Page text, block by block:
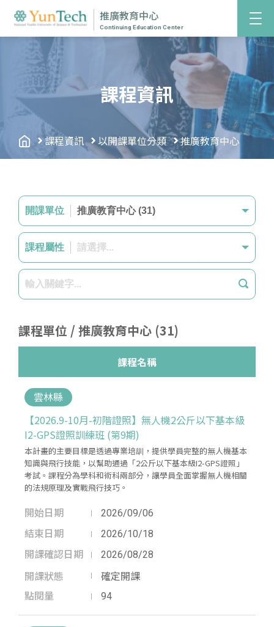
推廣教育中心
Continuing Education Center
課程資訊
課程資訊 以開課單位分類 推廣教育中心
開課單位 推廣教育中心 (31)
課程屬性 請選擇...
課程單位 / 推廣教育中心 (31)
課程名稱
雲林縣
【2026.9-10月-初階證照】無人機2公斤以下基本級
I2-GPS證照訓練班 (第9期)
本計畫的主要目標是透過專業培訓，提供學員完整的無人機基本
知識與飛行技能，以幫助通過「2公斤以下基本級I2-GPS證照」
考試。課程分為學科和術科兩部分，讓學員全面掌握無人機相關
的法規原理及實戰飛行技巧。
開始日期
2026/09/06
結束日期
2026/10/18
開課確認日期
2026/08/28
開課狀態 確定開課
點閱量 94